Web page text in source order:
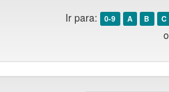
Ir para: 0-9 A B C